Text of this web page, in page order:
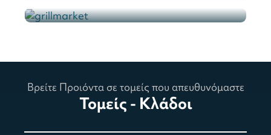
Βρείτε Προιόντα σε τομείς που απευθυνόμαστε
Τομείς - Κλάδοι